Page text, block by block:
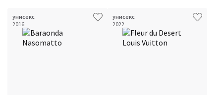
унисекс
2016
унисекс
2022